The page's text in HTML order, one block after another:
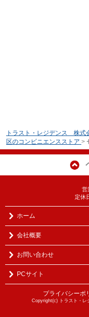
トラスト・レジデンス 株
区のコンビニエンスストア >
営
定休
ホーム
会社概要
お問い合わせ
PCサイト
プライバシーポ
Copyright(c) トラスト・